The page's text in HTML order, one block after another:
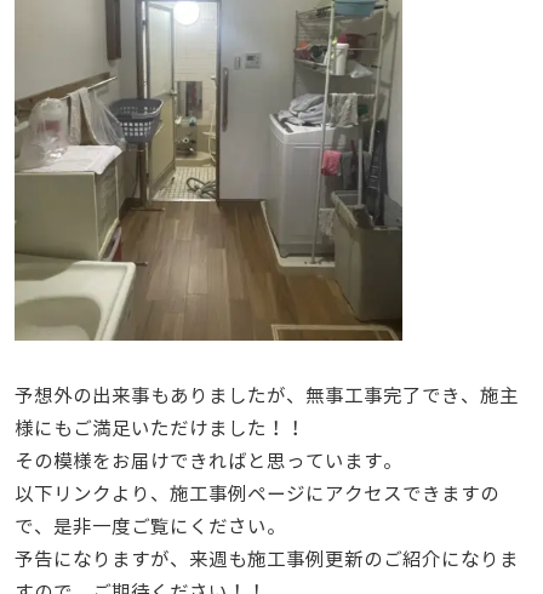
予想外の出来事もありましたが、無事工事完了でき、施主
様にもご満足いただけました！！
その模様をお届けできればと思っています。
以下リンクより、施工事例ページにアクセスできますの
で、是非一度ご覧にください。
予告になりますが、来週も施工事例更新のご紹介になりま